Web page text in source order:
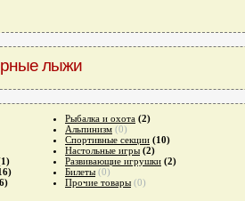
лыжи
Рыбалка и охота (2)
Альпинизм (0)
Спортивные секции (10)
Настольные игры (2)
Развивающие игрушки (2)
Билеты (0)
Прочие товары (0)